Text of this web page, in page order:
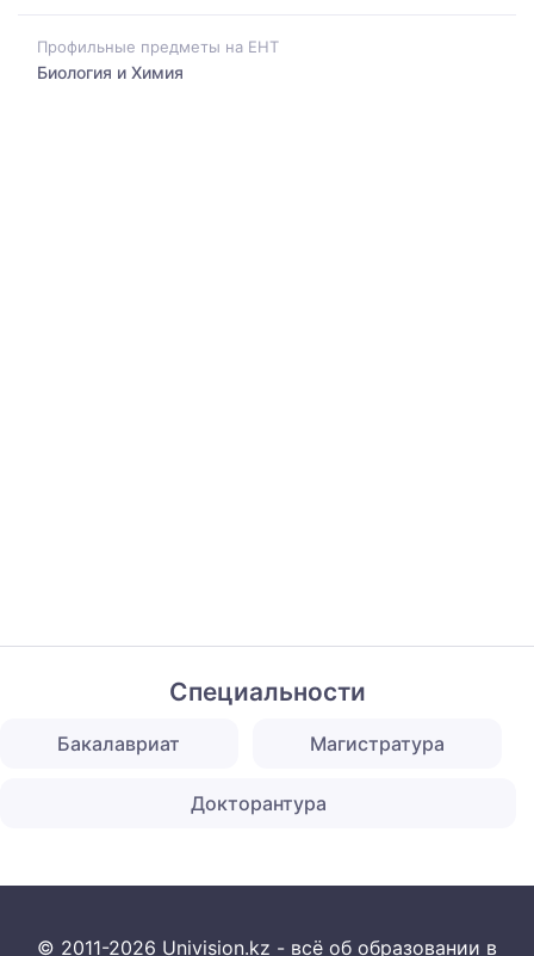
Профильные предметы на ЕНТ
Биология и Химия
Специальности
Бакалавриат Магистратура
Докторантура
© 2011-2026 Univision.kz - всё об образовании в